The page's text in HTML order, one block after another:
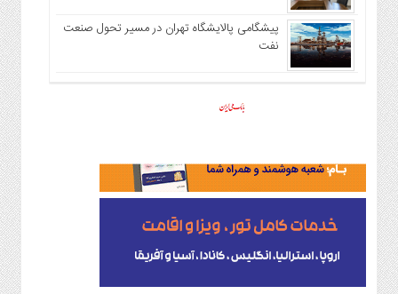
پیشگامی پالایشگاه تهران در مسیر تحول صنعت
نفت